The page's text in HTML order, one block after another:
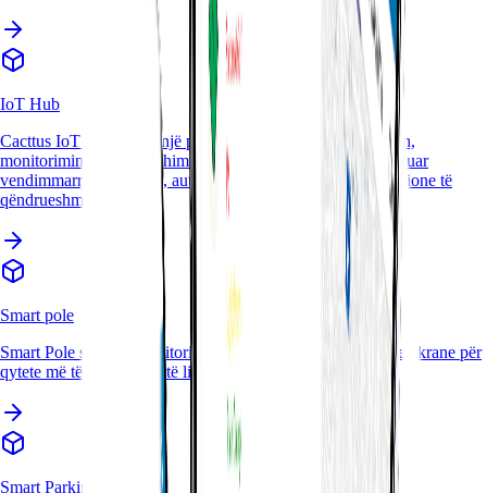
IoT Hub
Cacttus IoT Hub ofron një platformë të unifikuar për lidhjen,
monitorimin dhe menaxhimin e pajisjeve IoT, duke mundësuar
vendimmarrje të shpejtë, automatizim inteligjent dhe operacione të
qëndrueshme.
Smart pole
Smart Pole siguron monitorim mjedisor, ndriçim, Wi-Fi dhe ekrane për
qytete më të sigurta dhe të lidhura.
Smart Parking